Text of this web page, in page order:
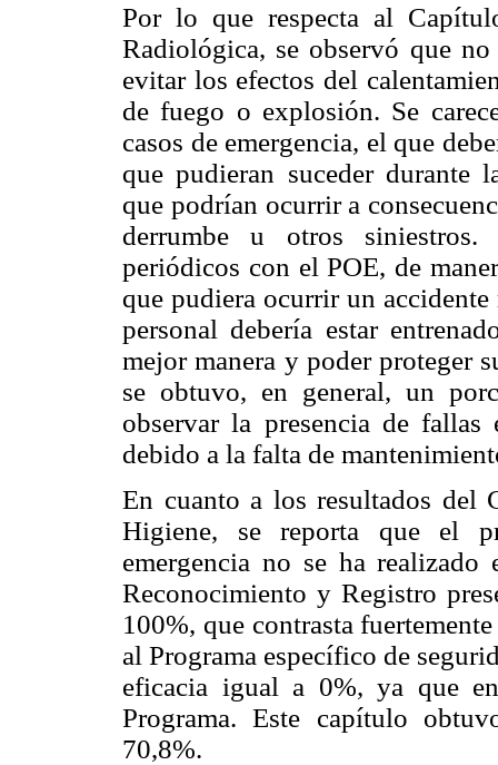
Por lo que respecta al
Radiológica, se observó que
evitar los efectos del
de fuego o explosión. Se
casos de emergencia, el que
que pudieran suceder durante
que podrían ocurrir a
derrumbe u otros
periódicos con el POE, de
que pudiera ocurrir un
personal debería estar
mejor manera y poder proteger
se obtuvo, en general, un
observar la presencia de
debido a la falta de
En cuanto a los resultados del
Higiene, se reporta que el
emergencia no se ha
Reconocimiento y Registro
100%, que contrasta
al Programa específico de
eficacia igual a 0%, ya que
Programa. Este capítulo
70,8%.